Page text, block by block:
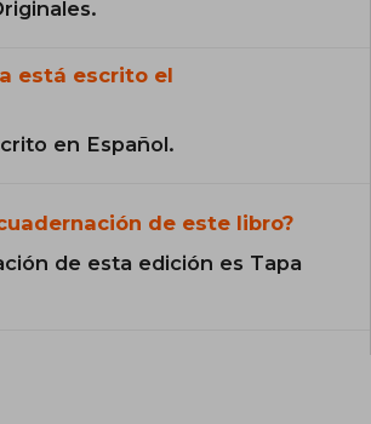
está escrito el
en Español.
de este libro?
de esta edición es Tapa